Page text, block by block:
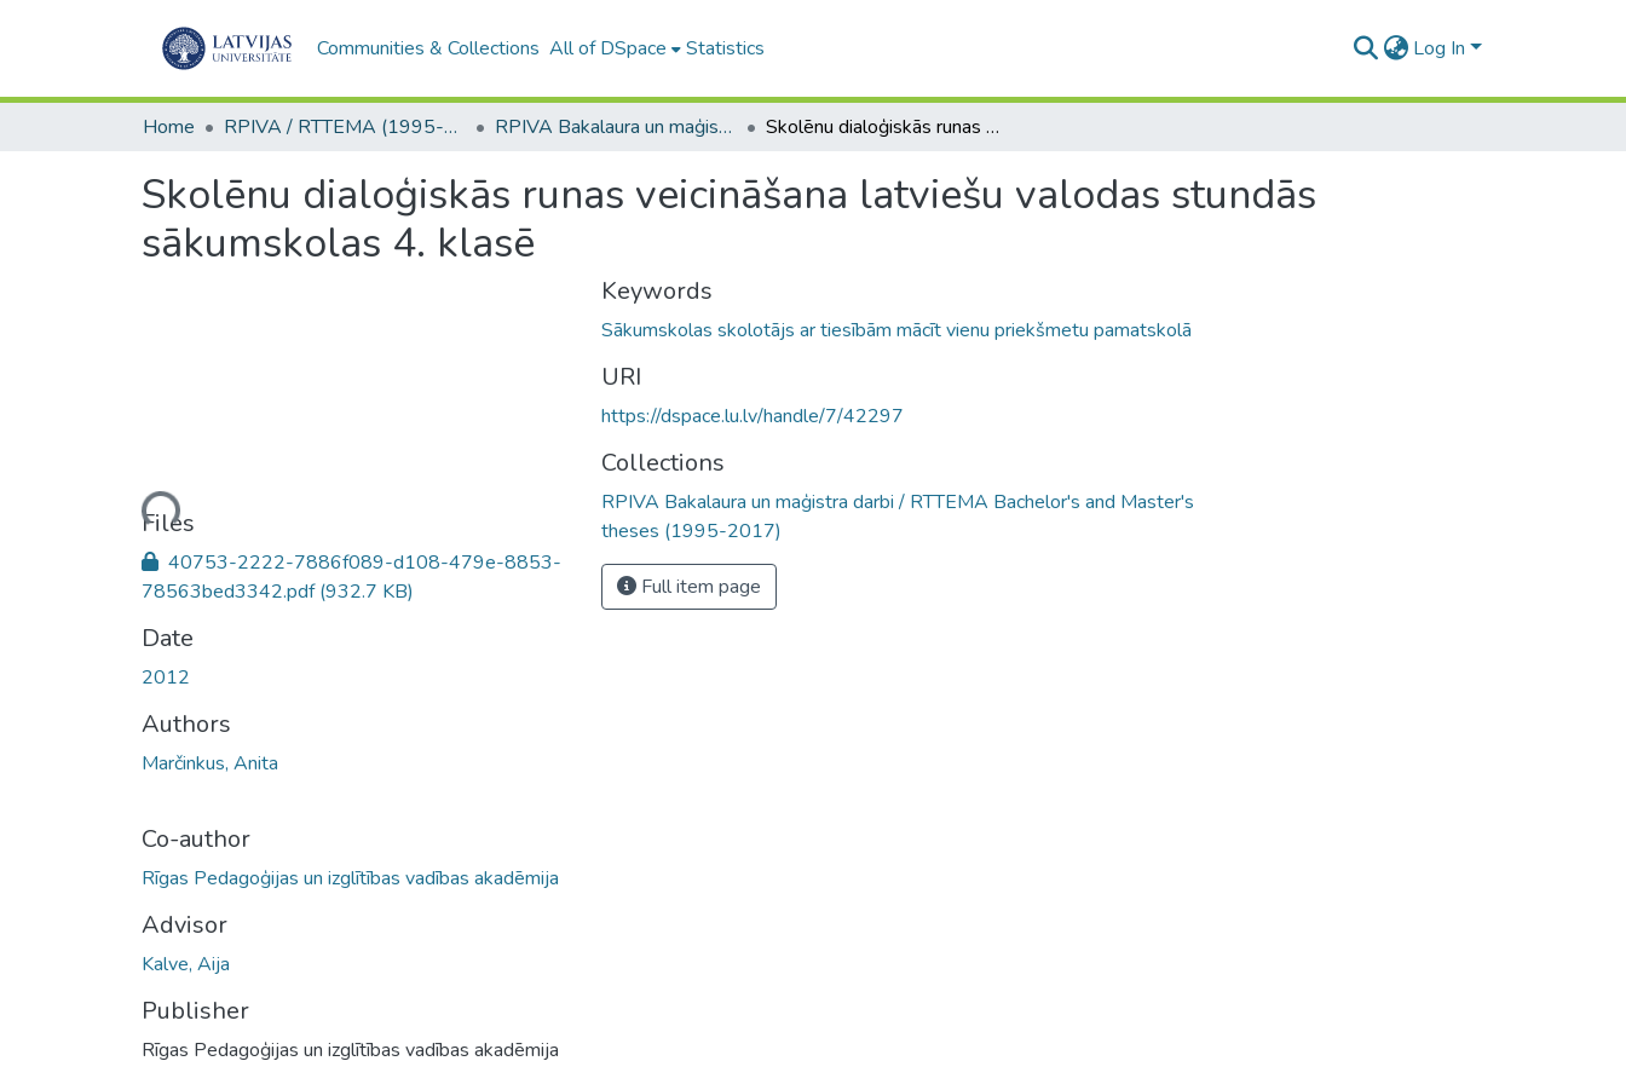
Communities & Collections All of DSpace Statistics Log In
Home RPIVA / RTTEMA (1995-2016) RPIVA Bakalaura un maģistra darbi / RTTEMA Bachelor's and Master's theses (1995-2017) Skolēnu dialoģiskās runas veicināšana latviešu valodas stundās sākumskolas 4. klasē
Skolēnu dialoģiskās runas veicināšana latviešu valodas stundās
sākumskolas 4. klasē
Loading...
Files
40753-2222-7886f089-d108-479e-8853-
78563bed3342.pdf(932.7 KB)
Date
2012
Authors
Marčinkus, Anita
Co-author
Rīgas Pedagoģijas un izglītības vadības akadēmija
Advisor
Kalve, Aija
Publisher
Rīgas Pedagoģijas un izglītības vadības akadēmija
Keywords
Sākumskolas skolotājs ar tiesībām mācīt vienu priekšmetu pamatskolā
URI
https://dspace.lu.lv/handle/7/42297
Collections
RPIVA Bakalaura un maģistra darbi / RTTEMA Bachelor's and Master's
theses (1995-2017)
Full item page